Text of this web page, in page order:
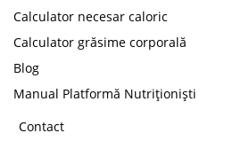
Calculator necesar caloric
Calculator grăsime corporală
Blog
Manual Platformă Nutriționiști
Contact